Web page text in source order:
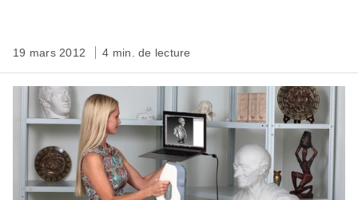
19 mars 2012 4 min. de lecture